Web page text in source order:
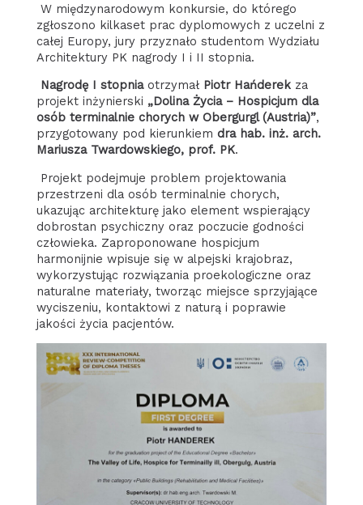
W międzynarodowym konkursie, do którego
zgłoszono kilkaset prac dyplomowych z uczelni z
całej Europy, jury przyznało studentom Wydziału
Architektury PK nagrody I i II stopnia.
Nagrodę I stopniaotrzymał Piotr Hańderekza
projekt inżynierski „Dolina Życia – Hospicjum dla
osób terminalnie chorych w Obergurgl (Austria)”,
przygotowany pod kierunkiem dra hab. inż. arch.
Mariusza Twardowskiego, prof. PK.
Projekt podejmuje problem projektowania
przestrzeni dla osób terminalnie chorych,
ukazując architekturę jako element wspierający
dobrostan psychiczny oraz poczucie godności
człowieka. Zaproponowane hospicjum
harmonijnie wpisuje się w alpejski krajobraz,
wykorzystując rozwiązania proekologiczne oraz
naturalne materiały, tworząc miejsce sprzyjające
wyciszeniu, kontaktowi z naturą i poprawie
jakości życia pacjentów.